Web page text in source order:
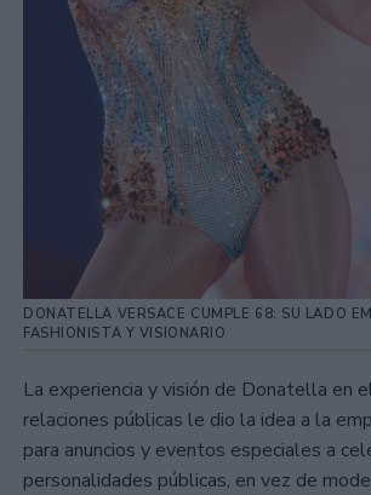
DONATELLA VERSACE CUMPLE 68: SU LADO
FASHIONISTA Y VISIONARIO
La experiencia y visión de Donatella en
relaciones públicas le dio la idea a la
para anuncios y eventos especiales a
personalidades públicas, en vez de